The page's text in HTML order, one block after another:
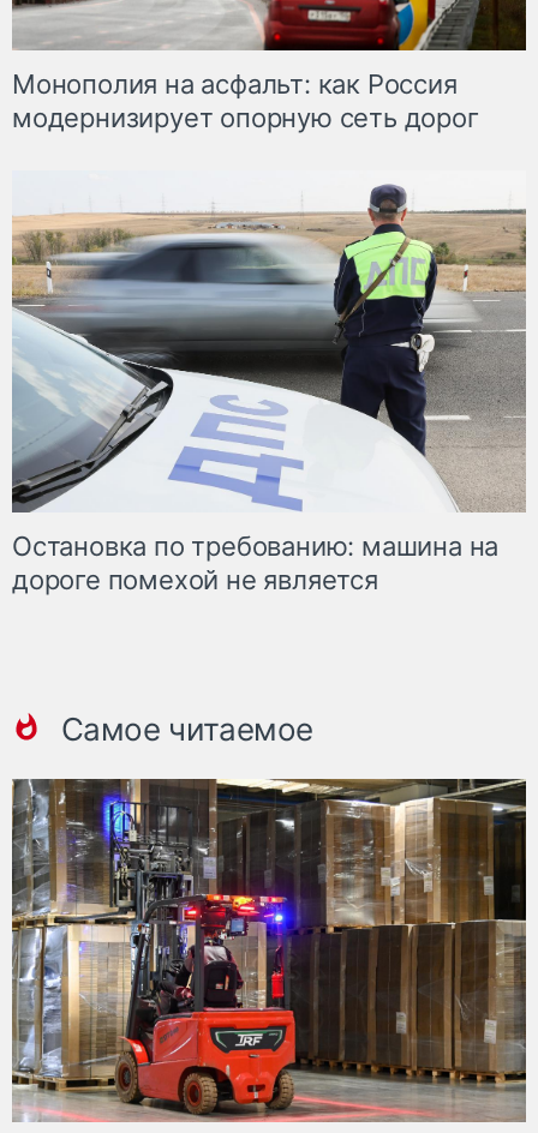
Монополия на асфальт: как Россия
модернизирует опорную сеть дорог
Остановка по требованию: машина на
дороге помехой не является
Самое читаемое